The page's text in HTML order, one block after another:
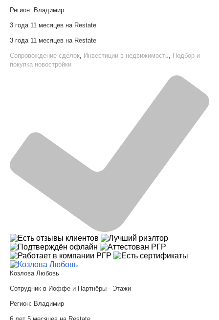
Регион: Владимир
3 года 11 месяцев на Restate
3 года 11 месяцев на Restate
Сопровождение сделок Инвестиции в недвижимость
Подбор и
покупка новостройки
Козлова Любовь
Сотрудник в Иоффе и Партнёры - Этажи
Регион: Владимир